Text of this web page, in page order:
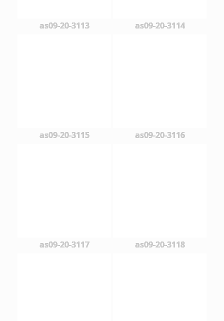
as09-20-3113 as09-20-3114
as09-20-3115 as09-20-3116
as09-20-3117 as09-20-3118